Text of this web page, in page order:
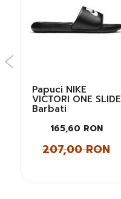
Papuci NIKE
VICTORI ONE SLIDE
Barbati
165,60 RON
207,00 RON